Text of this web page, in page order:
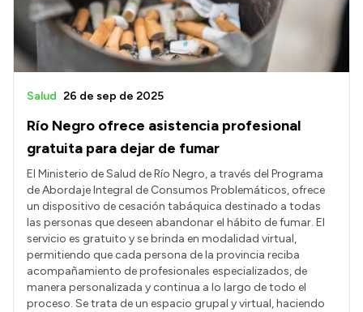
Transparencia
Inversión en Salud
Licitaciones
Río Negro ofrece asistencia profesional
gratuita para dejar de fumar
Salud 26 de sep de 2025
El Ministerio de Salud de Río Negro, a través del Programa
de Abordaje Integral de Consumos Problemáticos, ofrece
un dispositivo de cesación tabáquica destinado a todas
las personas que deseen abandonar el hábito de fumar. El
servicio es gratuito y se brinda en modalidad virtual,
permitiendo que cada persona de la provincia reciba
acompañamiento de profesionales especializados, de
manera personalizada y continua a lo largo de todo el
proceso. Se trata de un espacio grupal y virtual, haciendo